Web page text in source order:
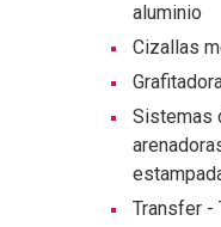
aluminio
Cizallas
Sistemas
Transfer -